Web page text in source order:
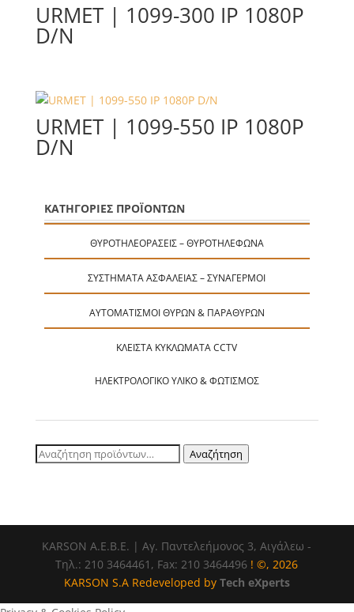
URMET | 1099-300 IP 1080P
D/N
URMET | 1099-550 IP 1080P
D/N
ΚΑΤΗΓΟΡΙΕΣ ΠΡΟΪΟΝΤΩΝ
ΘΥΡΟΤΗΛΕΟΡΆΣΕΙΣ – ΘΥΡΟΤΗΛΈΦΩΝΑ
ΣΥΣΤΉΜΑΤΑ ΑΣΦΑΛΕΊΑΣ – ΣΥΝΑΓΕΡΜΟΊ
ΑΥΤΟΜΑΤΙΣΜΟΊ ΘΥΡΏΝ & ΠΑΡΑΘΎΡΩΝ
ΚΛΕΙΣΤΆ ΚΥΚΛΏΜΑΤΑ CCTV
ΗΛΕΚΤΡΟΛΟΓΙΚΌ ΥΛΙΚΌ & ΦΩΤΙΣΜΌΣ
Αναζήτηση
Αναζήτηση
ΚΑRSOΝ Α.E.B.E. | Αγ. Παντελεήμονος 3, Αιγάλεω -
Τηλ.: 210 3464461, Fax: 210 3464496 ! ©, 2026
KARSON S.A Redeveloped by Tech eXperts